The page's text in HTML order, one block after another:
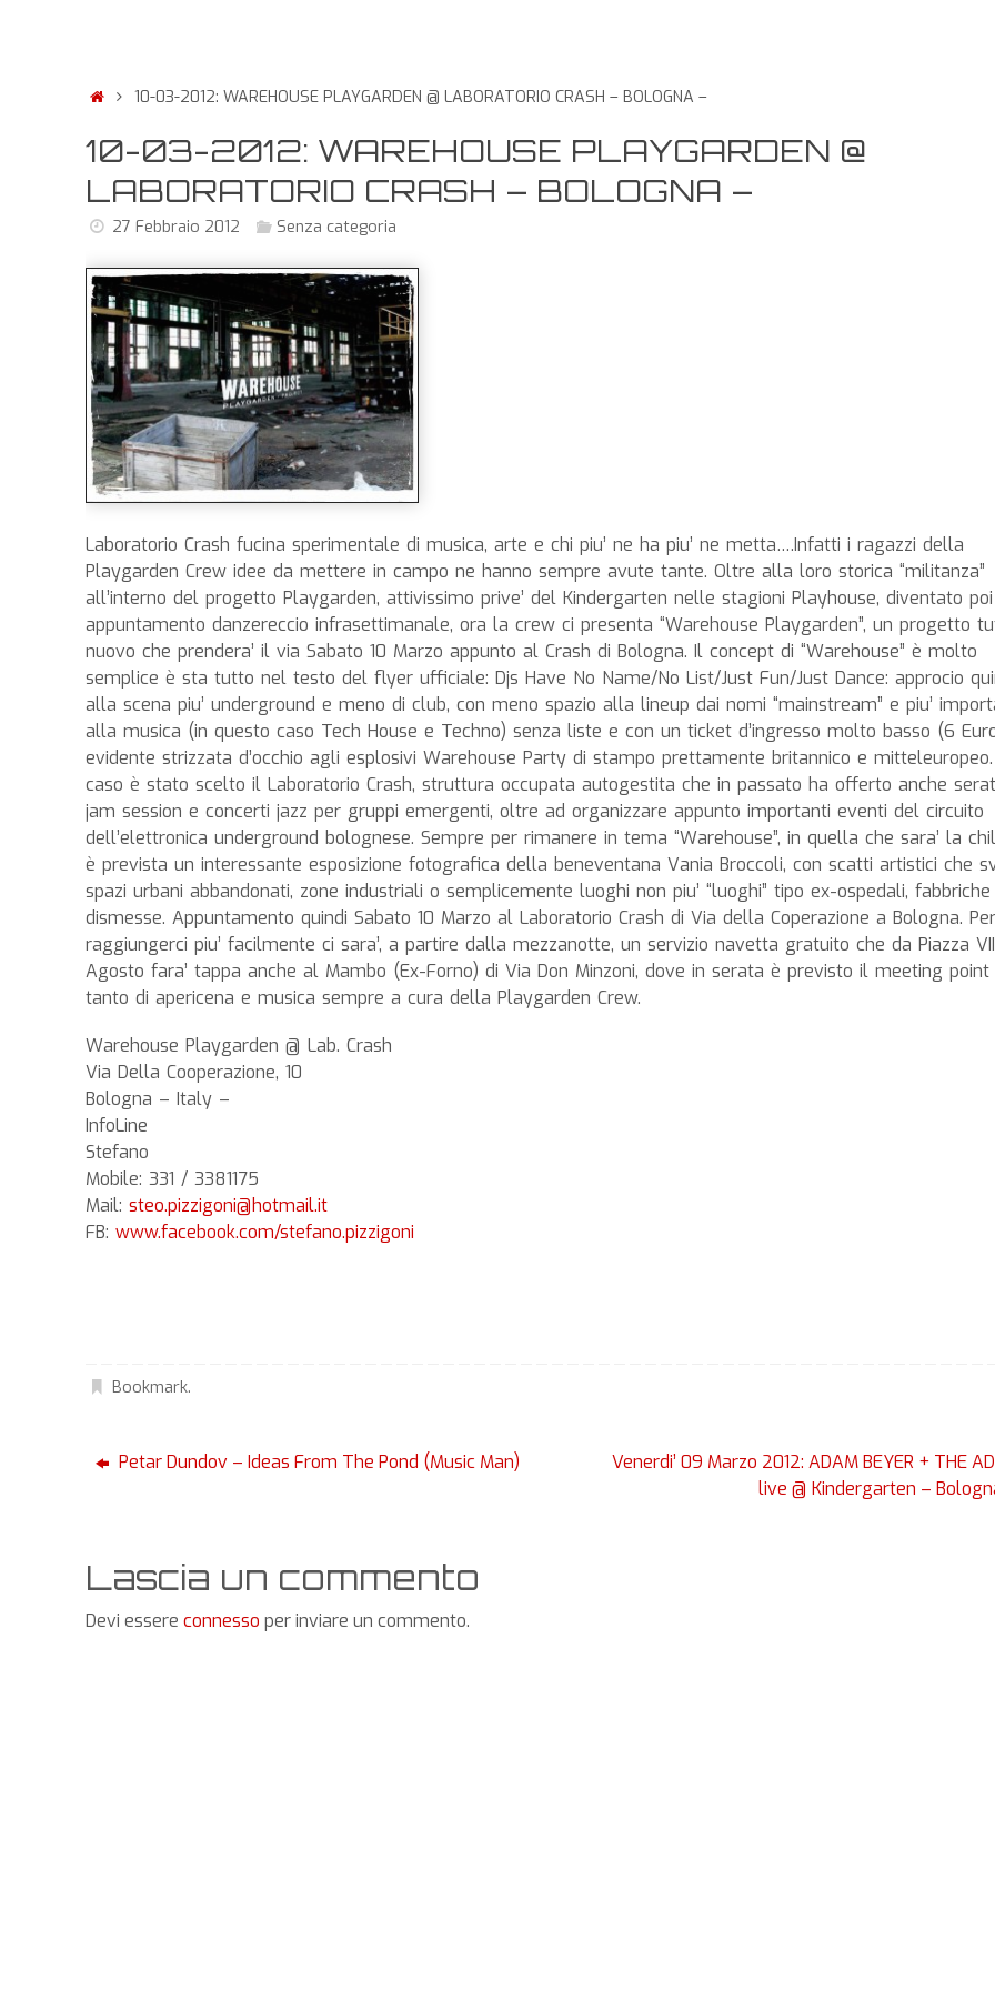
10-03-2012: WAREHOUSE PLAYGARDEN @ LABORATORIO CRASH – BOLOGNA –
10-03-2012: WAREHOUSE PLAYGARDEN @
LABORATORIO CRASH – BOLOGNA –
27 Febbraio 2012 Senza categoria
Laboratorio Crash fucina sperimentale di musica, arte e chi piu’ ne ha piu’ ne metta….Infatti i ragazzi della
Playgarden Crew idee da mettere in campo ne hanno sempre avute tante. Oltre alla loro storica “militanza”
all’interno del progetto Playgarden, attivissimo prive’ del Kindergarten nelle stagioni Playhouse, diventato poi
appuntamento danzereccio infrasettimanale, ora la crew ci presenta “Warehouse Playgarden”, un progetto
nuovo che prendera’ il via Sabato 10 Marzo appunto al Crash di Bologna. Il concept di “Warehouse” è molto
semplice è sta tutto nel testo del flyer ufficiale: Djs Have No Name/No List/Just Fun/Just Dance: approcio
alla scena piu’ underground e meno di club, con meno spazio alla lineup dai nomi “mainstream” e piu’
alla musica (in questo caso Tech House e Techno) senza liste e con un ticket d’ingresso molto basso (6
evidente strizzata d’occhio agli esplosivi Warehouse Party di stampo prettamente britannico e
caso è stato scelto il Laboratorio Crash, struttura occupata autogestita che in passato ha offerto anche
jam session e concerti jazz per gruppi emergenti, oltre ad organizzare appunto importanti eventi del circuito
dell’elettronica underground bolognese. Sempre per rimanere in tema “Warehouse”, in quella che sara’ la
è prevista un interessante esposizione fotografica della beneventana Vania Broccoli, con scatti artistici che
spazi urbani abbandonati, zone industriali o semplicemente luoghi non piu’ “luoghi” tipo ex-ospedali,
dismesse. Appuntamento quindi Sabato 10 Marzo al Laboratorio Crash di Via della Coperazione a Bologna. Per
raggiungerci piu’ facilmente ci sara’, a partire dalla mezzanotte, un servizio navetta gratuito che da Piazza
Agosto fara’ tappa anche al Mambo (Ex-Forno) di Via Don Minzoni, dove in serata è previsto il meeting point
tanto di apericena e musica sempre a cura della Playgarden Crew.
Warehouse Playgarden @ Lab. Crash
Via Della Cooperazione, 10
Bologna – Italy –
InfoLine
Stefano
Mobile: 331 / 3381175
Mail: steo.pizzigoni@hotmail.it
FB: www.facebook.com/stefano.pizzigoni
Bookmark.
Petar Dundov – Ideas From The Pond (Music Man)
Venerdi’ 09 Marzo 2012: ADAM BEYER + THE
live @ Kindergarten –
Lascia un commento
Devi essere connesso per inviare un commento.